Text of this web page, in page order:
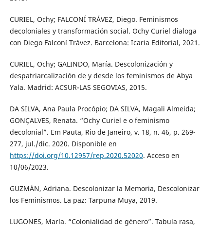
CURIEL, Ochy; FALCONÍ TRÁVEZ, Diego. Feminismos
decoloniales y transformación social. Ochy Curiel dialoga
con Diego Falconí Trávez. Barcelona: Icaria Editorial, 2021.
CURIEL, Ochy; GALINDO, María. Descolonización y
despatriarcalización de y desde los feminismos de Abya
Yala. Madrid: ACSUR-LAS SEGOVIAS, 2015.
DA SILVA, Ana Paula Procópio; DA SILVA, Magali Almeida;
GONÇALVES, Renata. “Ochy Curiel e o feminismo
decolonial”. Em Pauta, Rio de Janeiro, v. 18, n. 46, p. 269-
277, jul./dic. 2020. Disponible en
https://doi.org/10.12957/rep.2020.52020. Acceso en
10/06/2023.
GUZMÁN, Adriana. Descolonizar la Memoria, Descolonizar
los Feminismos. La paz: Tarpuna Muya, 2019.
LUGONES, María. “Colonialidad de género”. Tabula rasa,